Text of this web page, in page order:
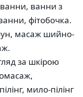
ванни, ванни з
фітобочка.
масаж шийно-
за шкірою
мило-пілінг